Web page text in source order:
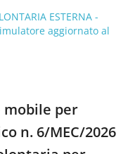
ESTERNA -
aggiornato al
mobile per
n. 6/MEC/2026